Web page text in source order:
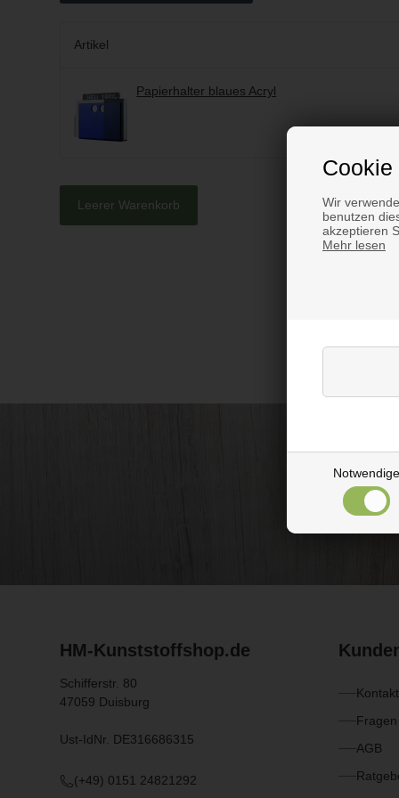
Cookie
Wir
benutzen
akzeptieren
Mehr lesen
Notwendige
Artikel
Papierhalter blaues Acryl
Leerer Warenkorb
HM-Kunststoffshop.de
Schifferstr. 80
47059 Duisburg
Ust-IdNr. DE316686315
(+49) 0151 24821292
Kontakt
AGB